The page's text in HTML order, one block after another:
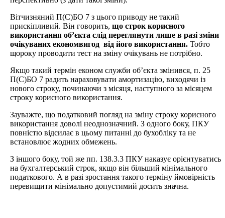
Вітчизняний П(С)БО 7 з цього приводу не такий
прискіпливий. Він говорить, що строк корисного
використання об’єкта слід переглянути лише в разі зміни
очікуваних економвигод від його використання. Тобто
щороку проводити тест на зміну очікувань не потрібно.
Якщо такий термін економ служби об’єкта змінився, п. 25
П(С)БО 7 радить нараховувати амортизацію, виходячи із
нового строку, починаючи з місяця, наступного за місяцем
строку корисного використання.
Зауважте, що податковий погляд на зміну строку корисного
використання доволі неоднозначний. З одного боку, ПКУ
повністю відсилає в цьому питанні до бухобліку та не
встановлює жодних обмежень.
З іншого боку, той же пп. 138.3.3 ПКУ наказує орієнтуватись
на бухгалтерський строк, якщо він більший мінімального
податкового. А в разі зростання такого терміну ймовірність
перевищити мінімально допустимий досить значна.